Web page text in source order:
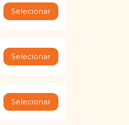
Selecionar
Selecionar
Selecionar